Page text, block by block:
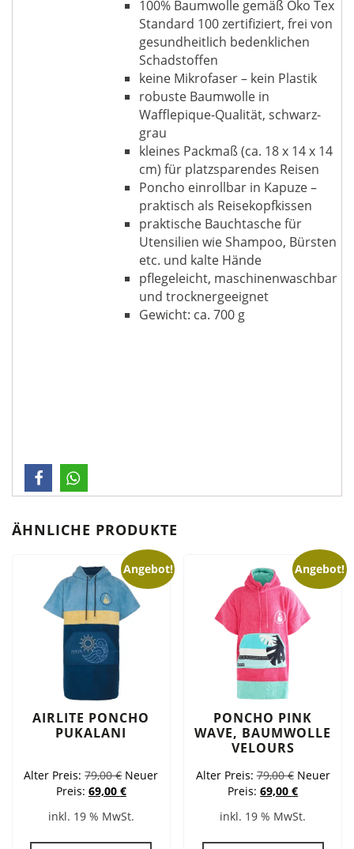
100% Baumwolle gemäß Öko Tex
Standard 100 zertifiziert, frei von
gesundheitlich bedenklichen
Schadstoffen
keine Mikrofaser – kein Plastik
robuste Baumwolle in
Wafflepique-Qualität, schwarz-
grau
kleines Packmaß (ca. 18 x 14 x 14
cm) für platzsparendes Reisen
Poncho einrollbar in Kapuze –
praktisch als Reisekopfkissen
praktische Bauchtasche für
Utensilien wie Shampoo, Bürsten
etc. und kalte Hände
pflegeleicht, maschinenwaschbar
und trocknergeeignet
Gewicht: ca. 700 g
ÄHNLICHE PRODUKTE
Angebot!
AIRLITE PONCHO
PUKALANI
Alter Preis: 79,00€ Ursprünglicher
Preis
79,00 €
Neuer
Preis: 69,00 €Aktueller
ist:
inkl. 19 % MwSt.
Angebot!
PONCHO PINK
WAVE, BAUMWOLLE
VELOURS
Alter Preis: 79,00€
Preis
79,00 €
Neuer
Preis: 69,00€Aktueller
ist:
inkl. 19 % MwSt.